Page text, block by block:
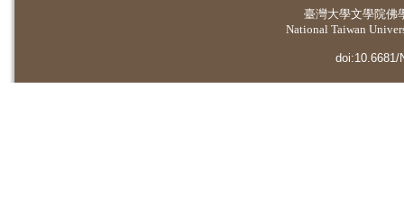
臺灣大學文學院佛
National Taiwan
doi:10.6681/